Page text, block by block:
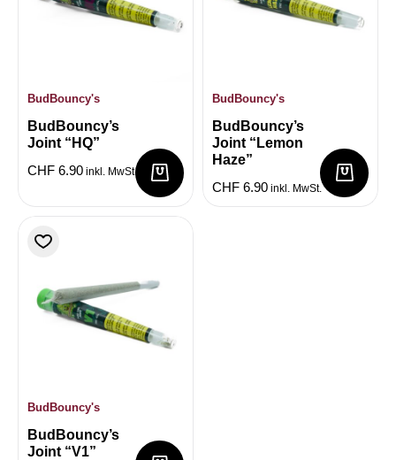
BudBouncy's
BudBouncy’s
Joint “HQ”
CHF 6.90 inkl. MwSt.
BudBouncy's
BudBouncy’s
Joint “Lemon
Haze”
CHF 6.90 inkl. MwSt.
BudBouncy's
BudBouncy’s
Joint “V1”